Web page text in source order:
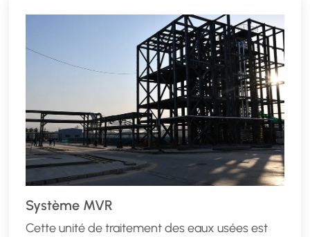
Système MVR
Cette unité de traitement des eaux usées est